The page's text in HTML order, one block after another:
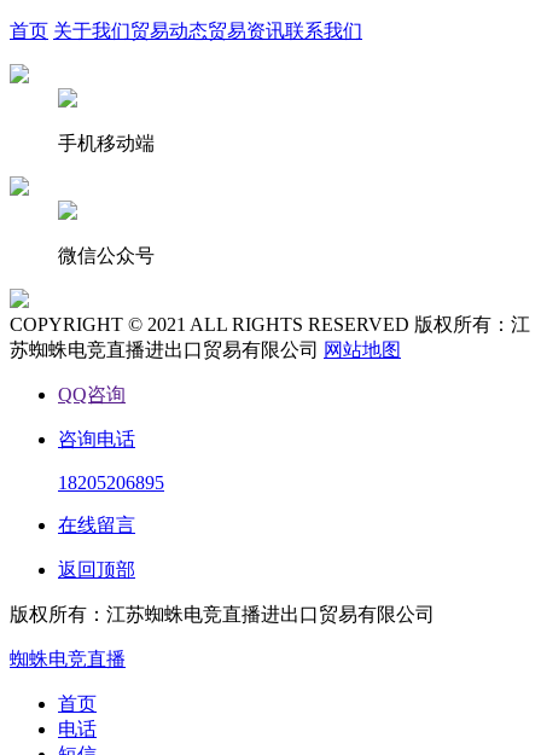
首页 关于我们贸易动态贸易资讯联系我们
手机移动端
微信公众号
COPYRIGHT © 2021 ALL RIGHTS RESERVED 版权所有：江
苏蜘蛛电竞直播进出口贸易有限公司 网站地图
QQ咨询
咨询电话
18205206895
在线留言
返回顶部
版权所有：江苏蜘蛛电竞直播进出口贸易有限公司
蜘蛛电竞直播
首页
电话